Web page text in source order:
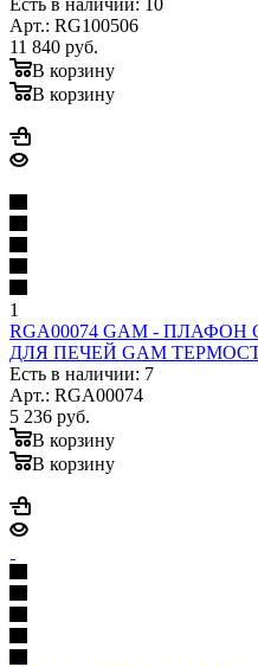
Арт.: RG100506
11 840 руб.
В корзину
В корзину
1
RGA00074 GAM - ПЛАФОН
ДЛЯ ПЕЧЕЙ GAM
Есть в наличии: 7
Арт.: RGA00074
5 236 руб.
В корзину
В корзину